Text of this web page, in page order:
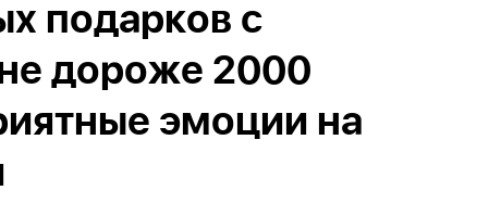
подарков с
дороже 2000
эмоции на